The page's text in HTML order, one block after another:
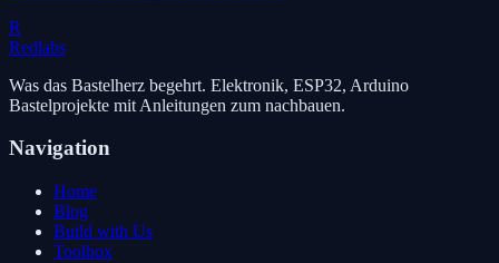
R
Redlabs
Was das Bastelherz begehrt. Elektronik, ESP32, Arduino
Bastelprojekte mit Anleitungen zum nachbauen.
Navigation
Home
Blog
Build with Us
Toolbox